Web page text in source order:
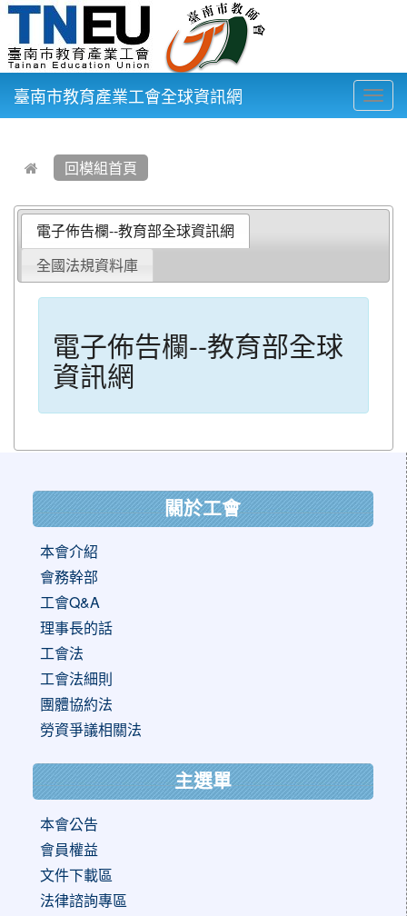
臺南市教育產業工會全球資訊網
回模組首頁
電子佈告欄--教育部全球資訊網
全國法規資料庫
電子佈告欄--教育部全球
資訊網
關於工會
本會介紹
會務幹部
工會Q&A
理事長的話
工會法
工會法細則
團體協約法
勞資爭議相關法
主選單
本會公告
會員權益
文件下載區
法律諮詢專區